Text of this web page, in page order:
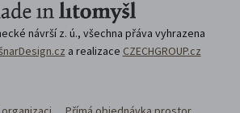
návrší z. ú., všechna přáva vyhrazena
a realizace CZECHGROUP.cz